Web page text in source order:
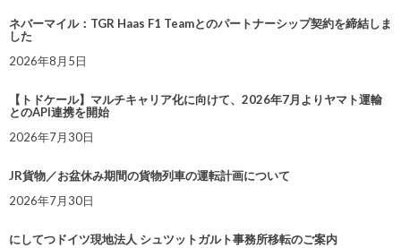
ネバーマイル：TGR Haas F1 Teamとのパートナーシップ契約を締結しま
した
2026年8月5日
【トドケール】マルチキャリア化に向けて、2026年7月よりヤマト運輸
とのAPI連携を開始
2026年7月30日
JR貨物／お盆休み期間の貨物列車の運転計画について
2026年7月30日
にしてつドイツ現地法人 シュツットガルト事務所移転のご案内